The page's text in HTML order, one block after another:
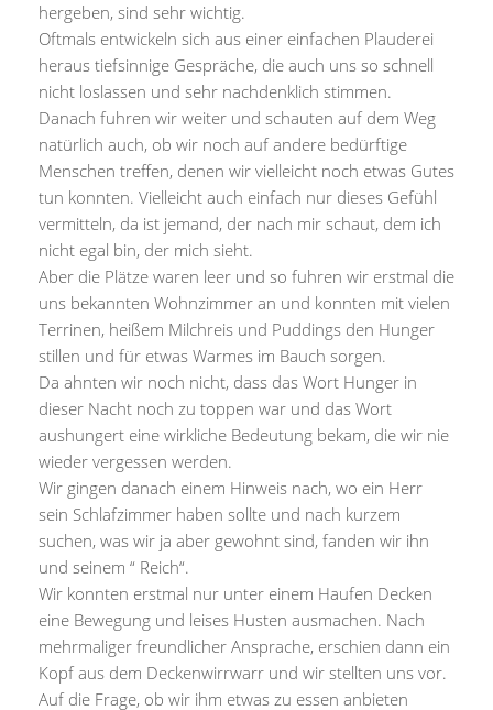
hergeben, sind sehr wichtig.
Oftmals entwickeln sich aus einer einfachen Plauderei
heraus tiefsinnige Gespräche, die auch uns so schnell
nicht loslassen und sehr nachdenklich stimmen.
Danach fuhren wir weiter und schauten auf dem Weg
natürlich auch, ob wir noch auf andere bedürftige
Menschen treffen, denen wir vielleicht noch etwas Gutes
tun konnten. Vielleicht auch einfach nur dieses Gefühl
vermitteln, da ist jemand, der nach mir schaut, dem ich
nicht egal bin, der mich sieht.
Aber die Plätze waren leer und so fuhren wir erstmal die
uns bekannten Wohnzimmer an und konnten mit vielen
Terrinen, heißem Milchreis und Puddings den Hunger
stillen und für etwas Warmes im Bauch sorgen.
Da ahnten wir noch nicht, dass das Wort Hunger in
dieser Nacht noch zu toppen war und das Wort
aushungert eine wirkliche Bedeutung bekam, die wir nie
wieder vergessen werden.
Wir gingen danach einem Hinweis nach, wo ein Herr
sein Schlafzimmer haben sollte und nach kurzem
suchen, was wir ja aber gewohnt sind, fanden wir ihn
und seinem “ Reich“.
Wir konnten erstmal nur unter einem Haufen Decken
eine Bewegung und leises Husten ausmachen. Nach
mehrmaliger freundlicher Ansprache, erschien dann ein
Kopf aus dem Deckenwirrwarr und wir stellten uns vor.
Auf die Frage, ob wir ihm etwas zu essen anbieten